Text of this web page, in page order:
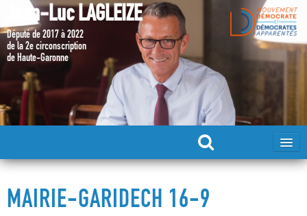
Jean-Luc LAGLEIZE
Député de 2017 à 2022
de la 2e circonscription
de Haute-Garonne
MAIRIE-GARIDECH 16-9